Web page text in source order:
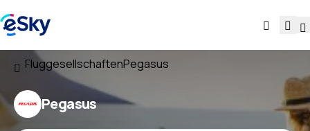
FluggesellschaftenPegasus
Pegasus